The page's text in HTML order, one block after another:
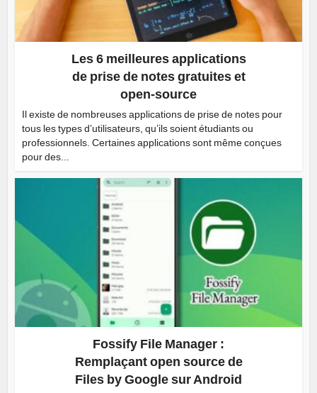
Les 6 meilleures applications
de prise de notes gratuites et
open-source
Il existe de nombreuses applications de prise de notes pour
tous les types d’utilisateurs, qu’ils soient étudiants ou
professionnels. Certaines applications sont même conçues
pour des...
Fossify File Manager :
Remplaçant open source de
Files by Google sur Android